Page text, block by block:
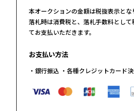
本オークションの金額は税抜表示とな
落札時は消費税と、落札手数料とし
てお支払いただきます。
お支払い方法
・銀行振込 ・各種クレジットカード